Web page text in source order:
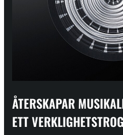
ÅTERSKAPAR
ETT